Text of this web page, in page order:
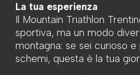
La tua esperienza
Il Mountain Triathlon
sportiva, ma un modo
montagna: se sei curioso
schemi, questa è la tua